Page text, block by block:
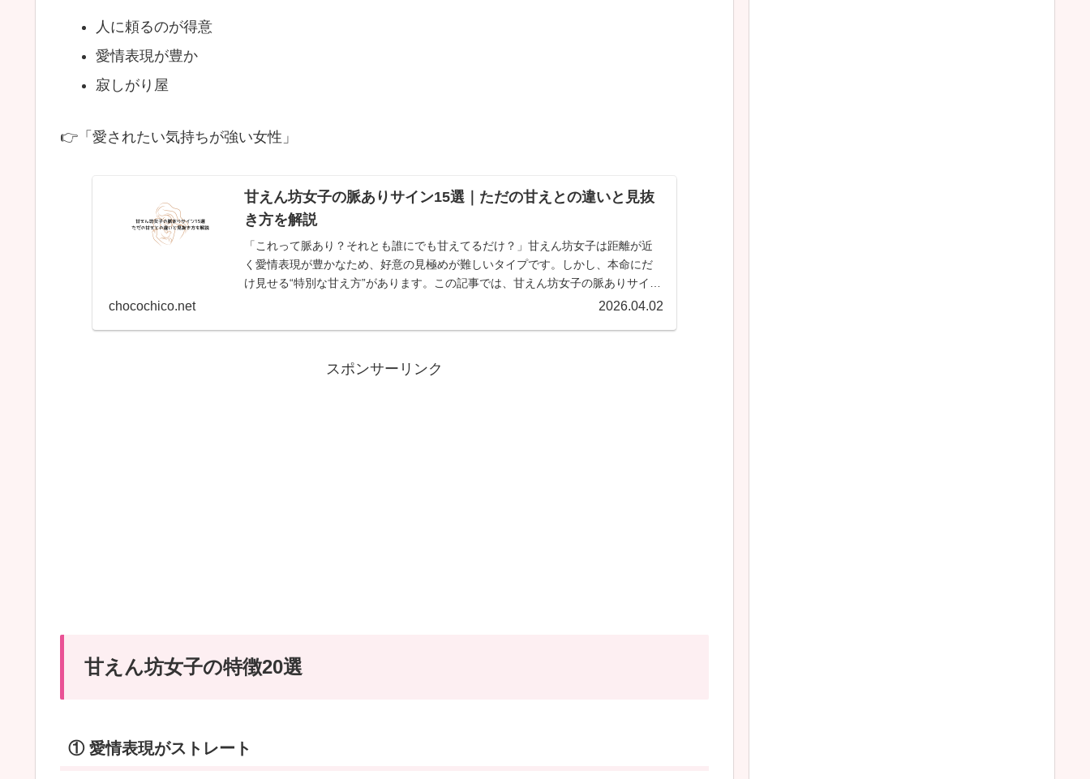
人に頼るのが得意
愛情表現が豊か
寂しがり屋
👉「愛されたい気持ちが強い女性」
甘えん坊女子の脈ありサイン15選｜ただの甘えとの違いと見抜
き方を解説
「これって脈あり？それとも誰にでも甘えてるだけ？」甘えん坊女子は距離が近
く愛情表現が豊かなため、好意の見極めが難しいタイプです。しかし、本命にだ
け見せる“特別な甘え方”があります。この記事では、甘えん坊女子の脈ありサイン
chocochico.net 2026.04.02
い
スポンサーリンク
甘えん坊女子の特徴20選
① 愛情表現がストレート